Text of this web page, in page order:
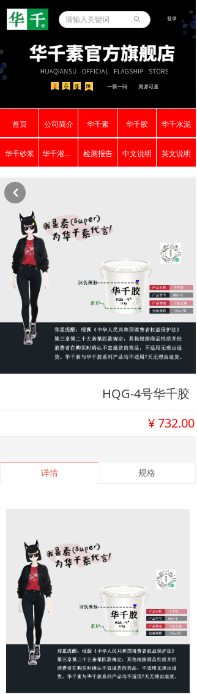
登录
ꄙ
首页 公司简介 华千素 华千胶 华千水泥
华千砂浆 华千灌浆料 检测报告 中文说明 英文说明
HQG-4号华千胶
¥732.00
详情 规格
낒